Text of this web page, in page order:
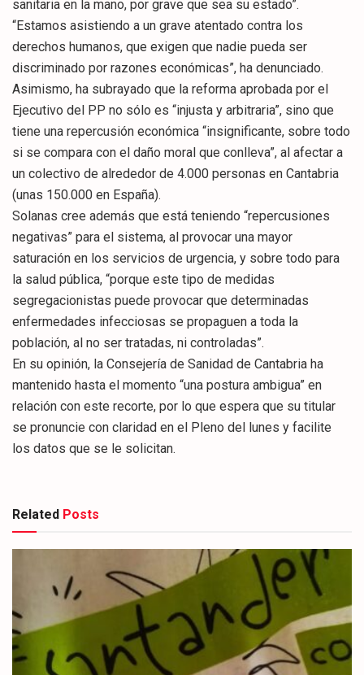
sanitaria en la mano, por grave que sea su estado”.
“Estamos asistiendo a un grave atentado contra los
derechos humanos, que exigen que nadie pueda ser
discriminado por razones económicas”, ha denunciado.
Asimismo, ha subrayado que la reforma aprobada por el
Ejecutivo del PP no sólo es “injusta y arbitraria”, sino que
tiene una repercusión económica “insignificante, sobre todo
si se compara con el daño moral que conlleva”, al afectar a
un colectivo de alrededor de 4.000 personas en Cantabria
(unas 150.000 en España).
Solanas cree además que está teniendo “repercusiones
negativas” para el sistema, al provocar una mayor
saturación en los servicios de urgencia, y sobre todo para
la salud pública, “porque este tipo de medidas
segregacionistas puede provocar que determinadas
enfermedades infecciosas se propaguen a toda la
población, al no ser tratadas, ni controladas”.
En su opinión, la Consejería de Sanidad de Cantabria ha
mantenido hasta el momento “una postura ambigua” en
relación con este recorte, por lo que espera que su titular
se pronuncie con claridad en el Pleno del lunes y facilite
los datos que se le solicitan.
Related Posts